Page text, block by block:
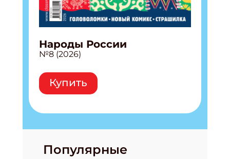
Народы России
№8 (2026)
Купить
Популярные